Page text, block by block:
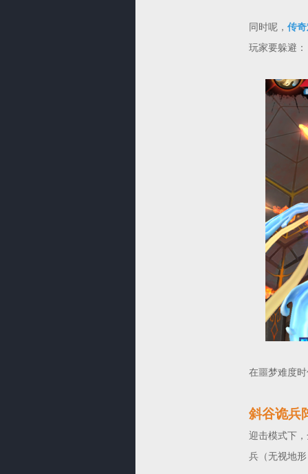
同时呢， 传
玩家要躲避：
在噩梦难度
斜谷诡兵
迎击模式下
兵（无视地